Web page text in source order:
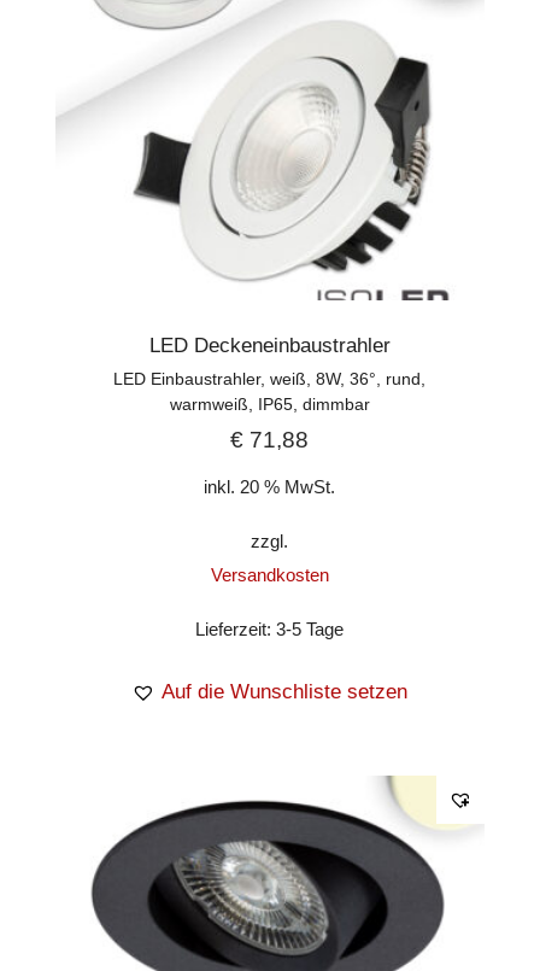
LED Deckeneinbaustrahler
LED Einbaustrahler, weiß, 8W, 36°, rund,
warmweiß, IP65, dimmbar
€ 71,88
inkl. 20 % MwSt.
zzgl.
Versandkosten
Lieferzeit:3-5 Tage
Auf die Wunschliste setzen